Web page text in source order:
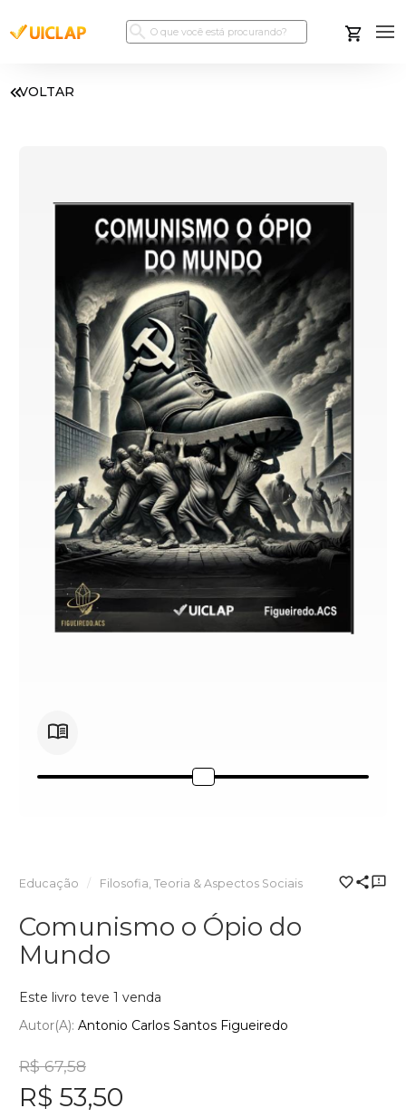
VOLTAR
Educação Filosofia, Teoria & Aspectos Sociais
Comunismo o Ópio do
Mundo
Este livro teve 1 venda
Autor(a): Antonio Carlos Santos Figueiredo
R$ 67,58
R$ 53,50